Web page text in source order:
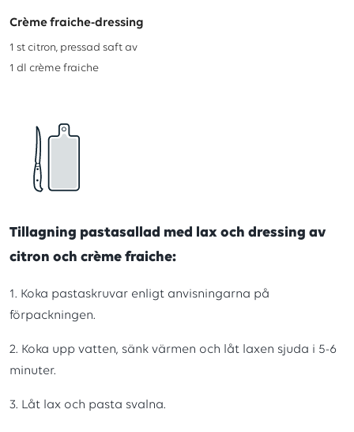
Crème fraiche-dressing
1 st citron, pressad saft av
1 dl crème fraiche
Tillagning pastasallad med lax och dressing av
citron och crème fraiche:
1. Koka pastaskruvar enligt anvisningarna på
förpackningen.
2. Koka upp vatten, sänk värmen och låt laxen sjuda i 5-6
minuter.
3. Låt lax och pasta svalna.